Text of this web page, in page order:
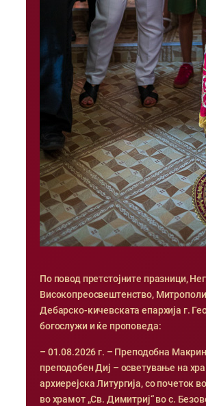
По повод претстојните празници,
Високопреосвештенство,
Дебарско-кичевската епархија г.
богослужи и ќе проповеда:
– 01.08.2026 г. – Преподобна
преподобен Диј – осветување на
архиерејска Литургија, со почеток
во храмот „Св. Димитриј“ во с.